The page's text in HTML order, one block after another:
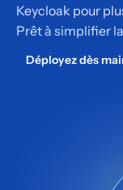
Keycloak pour
Prêt à simplifier
Déployez dès